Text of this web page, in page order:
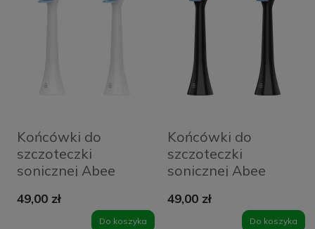
Końcówki do
szczoteczki
sonicznej Abee
White
49,00 zł
Do koszyka
Końcówki do
szczoteczki
sonicznej Abee
Black
49,00 zł
Do koszyka